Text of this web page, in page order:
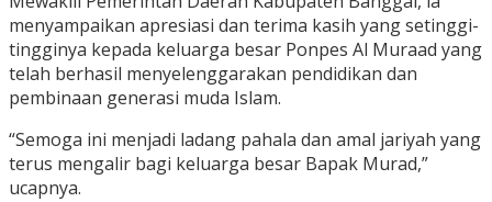
menyampaikan apresiasi dan terima kasih yang setinggi-
tingginya kepada keluarga besar Ponpes Al Muraad yang
telah berhasil menyelenggarakan pendidikan dan
pembinaan generasi muda Islam.
“Semoga ini menjadi ladang pahala dan amal jariyah yang
terus mengalir bagi keluarga besar Bapak Murad,”
ucapnya.